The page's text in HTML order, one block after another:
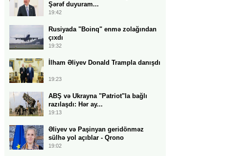
Şərəf duyuram...
19:42
Rusiyada "Boinq" enmə zolağından
çıxdı
19:32
İlham Əliyev Donald Trampla danışdı
19:23
ABŞ və Ukrayna "Patriot"la bağlı
razılaşdı: Hər ay...
19:13
Əliyev və Paşinyan geridönməz
sülhə yol açıblar - Qrono
19:02